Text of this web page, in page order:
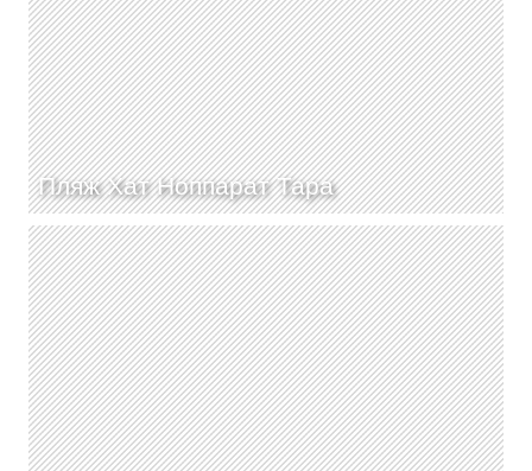
Пляж Хат Ноппарат Тара